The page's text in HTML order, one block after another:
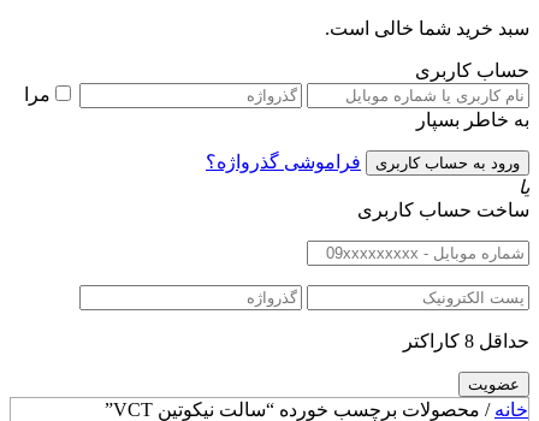
سبد خرید شما خالی است.
حساب کاربری
مرا
به خاطر بسپار
فراموشی گذرواژه؟
یا
ساخت حساب کاربری
حداقل 8 کاراکتر
خانه / محصولات برچسب خورده “سالت نیکوتین VCT”